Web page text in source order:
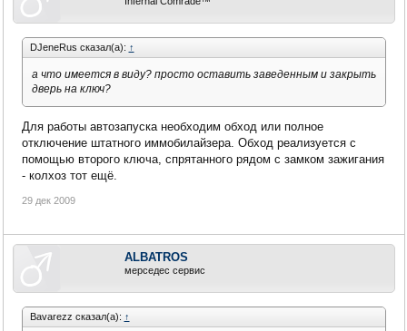
DJeneRus сказал(а): ↑
а что имеется в виду? просто оставить заведенным и закрыть
дверь на ключ?
Для работы автозапуска необходим обход или полное
отключение штатного иммобилайзера. Обход реализуется с
помощью второго ключа, спрятанного рядом с замком зажигания
- колхоз тот ещё.
29 дек 2009
ALBATROS
мерседес сервис
Bavarezz сказал(а): ↑